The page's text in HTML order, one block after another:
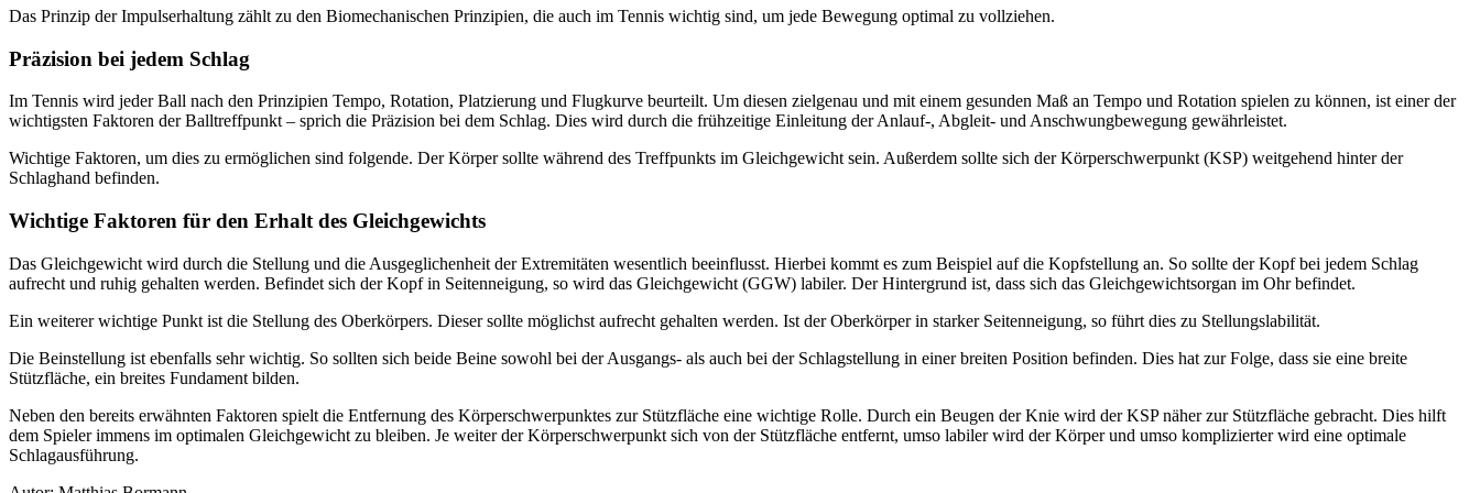
Das Prinzip der Impulserhaltung zählt zu den Biomechanischen Prinzipien, die auch im Tennis wichtig sind, um jede Bewegung optimal zu vollziehen.
Präzision bei jedem Schlag
Im Tennis wird jeder Ball nach den Prinzipien Tempo, Rotation, Platzierung und Flugkurve beurteilt. Um diesen zielgenau und mit einem gesunden Maß an Tempo und Rotation spielen zu können, ist einer der
wichtigsten Faktoren der Balltreffpunkt – sprich die Präzision bei dem Schlag. Dies wird durch die frühzeitige Einleitung der Anlauf-, Abgleit- und Anschwungbewegung gewährleistet.
Wichtige Faktoren, um dies zu ermöglichen sind folgende. Der Körper sollte während des Treffpunkts im Gleichgewicht sein. Außerdem sollte sich der Körperschwerpunkt (KSP) weitgehend hinter der
Schlaghand befinden.
Wichtige Faktoren für den Erhalt des Gleichgewichts
Das Gleichgewicht wird durch die Stellung und die Ausgeglichenheit der Extremitäten wesentlich beeinflusst. Hierbei kommt es zum Beispiel auf die Kopfstellung an. So sollte der Kopf bei jedem Schlag
aufrecht und ruhig gehalten werden. Befindet sich der Kopf in Seitenneigung, so wird das Gleichgewicht (GGW) labiler. Der Hintergrund ist, dass sich das Gleichgewichtsorgan im Ohr befindet.
Ein weiterer wichtige Punkt ist die Stellung des Oberkörpers. Dieser sollte möglichst aufrecht gehalten werden. Ist der Oberkörper in starker Seitenneigung, so führt dies zu Stellungslabilität.
Die Beinstellung ist ebenfalls sehr wichtig. So sollten sich beide Beine sowohl bei der Ausgangs- als auch bei der Schlagstellung in einer breiten Position befinden. Dies hat zur Folge, dass sie eine breite
Stützfläche, ein breites Fundament bilden.
Neben den bereits erwähnten Faktoren spielt die Entfernung des Körperschwerpunktes zur Stützfläche eine wichtige Rolle. Durch ein Beugen der Knie wird der KSP näher zur Stützfläche gebracht. Dies hilft
dem Spieler immens im optimalen Gleichgewicht zu bleiben. Je weiter der Körperschwerpunkt sich von der Stützfläche entfernt, umso labiler wird der Körper und umso komplizierter wird eine optimale
Schlagausführung.